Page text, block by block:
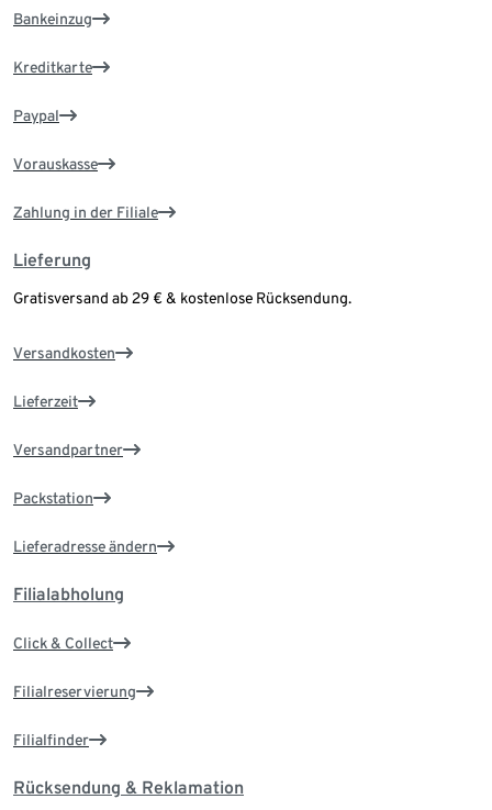
Bankeinzug
Kreditkarte
Paypal
Vorauskasse
Zahlung in der Filiale
Lieferung
Gratisversand ab 29 € & kostenlose Rücksendung.
Versandkosten
Lieferzeit
Versandpartner
Packstation
Lieferadresse ändern
Filialabholung
Click & Collect
Filialreservierung
Filialfinder
Rücksendung & Reklamation